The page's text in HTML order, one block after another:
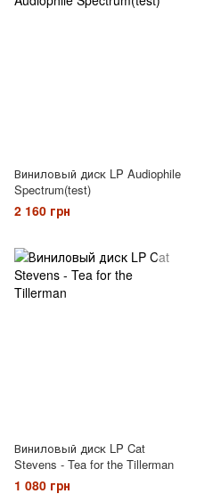
Виниловый диск LP Audiophile
Spectrum(test)
2 160 грн
Виниловый диск LP Cat
Stevens - Tea for the Tillerman
1 080 грн